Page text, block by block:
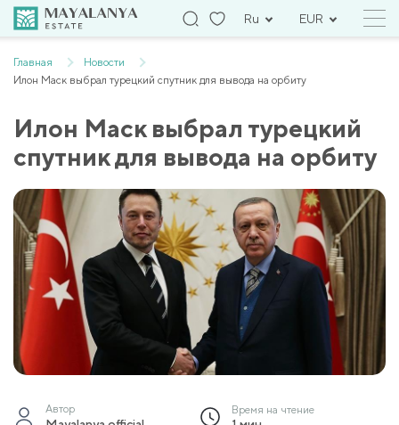
Ru EUR
Главная
Новости
Илон Маск выбрал турецкий спутник для вывода на орбиту
Илон Маск выбрал турецкий
спутник для вывода на орбиту
Автор Время на чтение